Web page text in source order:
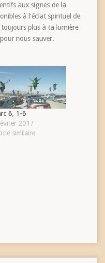
aux signes de la
à l’éclat spirituel de
plus à ta lumière
nous sauver.
6, 1-6
2017
similaire